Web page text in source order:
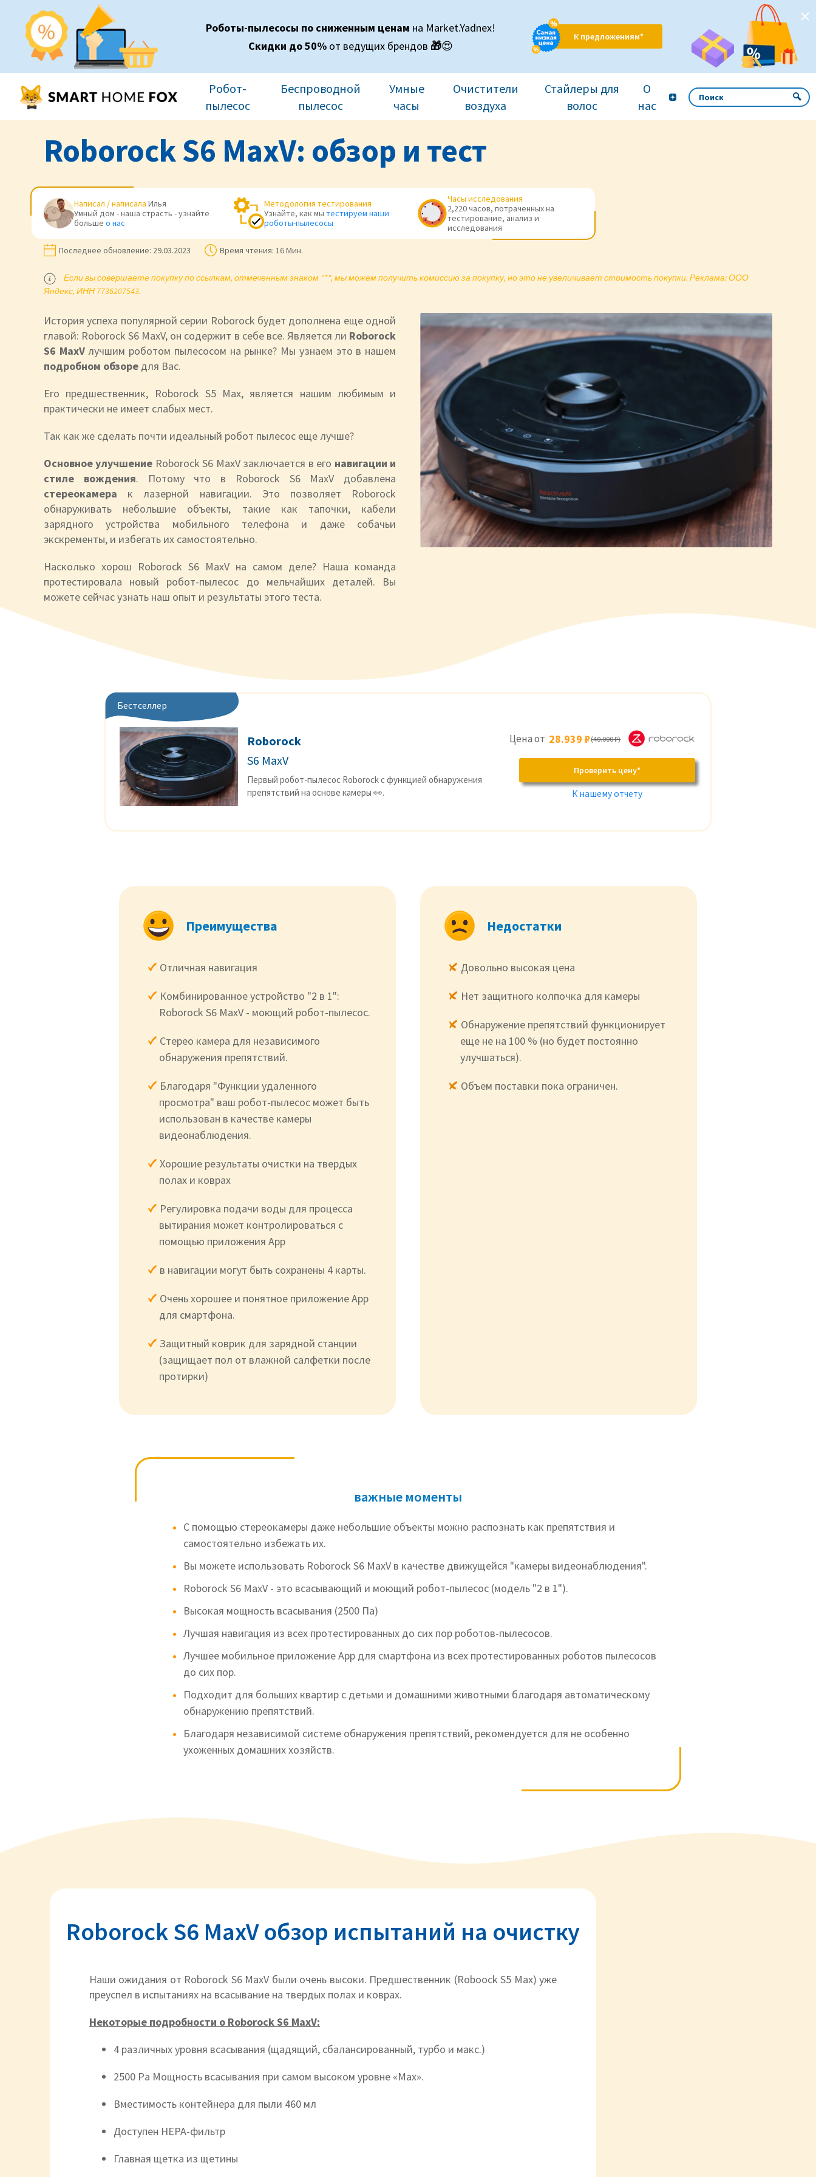
Роботы-пылесосы по сниженным ценам на Market.Yadnex!
Скидки до 50% от ведущих брендов 🎁😍
К предложениям*
Робот-
пылесос
Беспроводной
пылесос
Умные
часы
Очистители
воздуха
Стайлеры для
волос
О
нас
Roborock S6 MaxV: обзор и тест
Написал / написала Илья
Умный дом - наша страсть - узнайте
больше о нас
Методология тестирования
Узнайте, как мы тестируем наши
роботы-пылесосы
Часы исследования
2,220 часов, потраченных на
тестирование, анализ и
исследования
Последнее обновление: 29.03.2023 Время чтения: 16 Мин.
Если вы совершаете покупку по ссылкам, отмеченным знаком "*", мы можем получить комиссию за покупку, но это не увеличивает стоимость покупки. Реклама: ООО
Яндекс, ИНН 7736207543.
История успеха популярной серии Roborock будет дополнена еще одной
главой: Roborock S6 MaxV, он содержит в себе все. Является ли Roborock
S6 MaxVлучшим роботом пылесосом на рынке? Мы узнаем это в нашем
подробном обзоре для Вас.
Его предшественник, Roborock S5 Max, является нашим любимым и
практически не имеет слабых мест.
Так как же сделать почти идеальный робот пылесос еще лучше?
Основное улучшение Roborock S6 MaxV заключается в его навигации и
стиле вождения. Потому что в Roborock S6 MaxV добавлена
стереокамера к лазерной навигации. Это позволяет Roborock
обнаруживать небольшие объекты, такие как тапочки, кабели
зарядного устройства мобильного телефона и даже собачьи
экскременты, и избегать их самостоятельно.
Насколько хорош Roborock S6 MaxV на самом деле? Наша команда
протестировала новый робот-пылесос до мельчайших деталей. Вы
можете сейчас узнать наш опыт и результаты этого теста.
Бестселлер
Roborock
S6 MaxV
Первый робот-пылесос Roborock с функцией обнаружения
препятствий на основе камеры 👀.
Цена от 28.939 ₽(40.000 ₽)
Проверить цену*
К нашему отчету
Преимущества
Отличная навигация
Комбинированное устройство "2 в 1":
Roborock S6 MaxV - моющий робот-пылесос.
Стерео камера для независимого
обнаружения препятствий.
Благодаря "Функции удаленного
просмотра" ваш робот-пылесос может быть
использован в качестве камеры
видеонаблюдения.
Хорошие результаты очистки на твердых
полах и коврах
Регулировка подачи воды для процесса
вытирания может контролироваться с
помощью приложения Арр
в навигации могут быть сохранены 4 карты.
Очень хорошее и понятное приложение App
для смартфона.
Защитный коврик для зарядной станции
(защищает пол от влажной салфетки после
протирки)
Недостатки
Довольно высокая цена
Нет защитного колпочка для камеры
Обнаружение препятствий функционирует
еще не на 100 % (но будет постоянно
улучшаться).
Объем поставки пока ограничен.
важные моменты
С помощью стереокамеры даже небольшие объекты можно распознать как препятствия и
самостоятельно избежать их.
Вы можете использовать Roborock S6 MaxV в качестве движущейся "камеры видеонаблюдения".
Roborock S6 MaxV - это всасывающий и моющий робот-пылесос (модель "2 в 1").
Высокая мощность всасывания (2500 Па)
Лучшая навигация из всех протестированных до сих пор роботов-пылесосов.
Лучшее мобильное приложение Аpp для смартфона из всех протестированных роботов пылесосов
до сих пор.
Подходит для больших квартир с детьми и домашними животными благодаря автоматическому
обнаружению препятствий.
Благодаря независимой системе обнаружения препятствий, рекомендуется для не особенно
ухоженных домашних хозяйств.
Roborock S6 MaxV обзор испытаний на очистку
Наши ожидания от Roborock S6 MaxV были очень высоки. Предшественник (Roboock S5 Max) уже
преуспел в испытаниях на всасывание на твердых полах и коврах.
Некоторые подробности о Roborock S6 MaxV:
4 различных уровня всасывания (щадящий, сбалансированный, турбо и макс.)
2500 Рa Мощность всасывания при самом высоком уровне «Max».
Вместимость контейнера для пыли 460 мл
Доступен HEPA-фильтр
Главная щетка из щетины